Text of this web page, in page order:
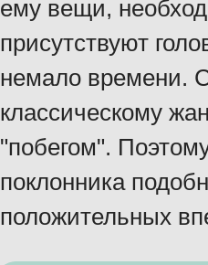
ему вещи,
присутствуют
немало времени.
классическому
"побегом".
поклонника
положительных